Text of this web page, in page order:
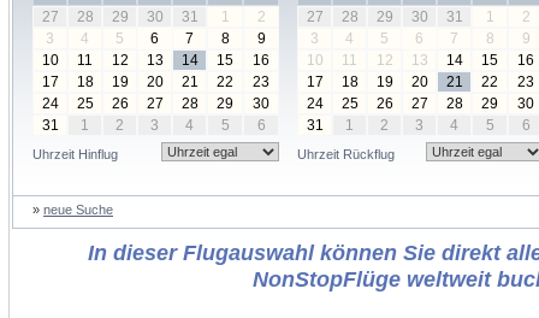
27 28 29 30 31 1
2
3
4 5 6 7 8
9
10
11 12 13 14 15
16
17
18 19 20 21 22
23
24
25 26 27 28 29
30
31
1 2 3 4 5 6
Uhrzeit Hinflug
27 28 29 30 31 1
2
3
4 5 6 7 8
9
10
11 12 13 14 15
16
17
18 19 20 21 22
23
24
25 26 27 28 29
30
31
1 2 3 4 5 6
Uhrzeit Rückflug
» neue Suche
In dieser Flugauswahl können Sie direkt
NonStopFlüge weltweit